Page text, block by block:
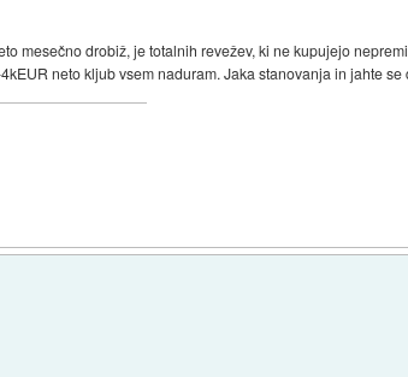
mesečno drobiž, je totalnih revežev, ki ne kupujejo
neto kljub vsem naduram. Jaka stanovanja in jahte se